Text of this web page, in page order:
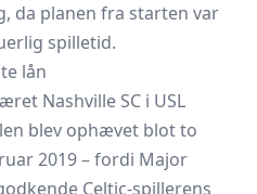
da planen fra starten var
spilletid.
lån
Nashville SC i USL
blev ophævet blot to
2019 – fordi Major
Celtic-spillerens